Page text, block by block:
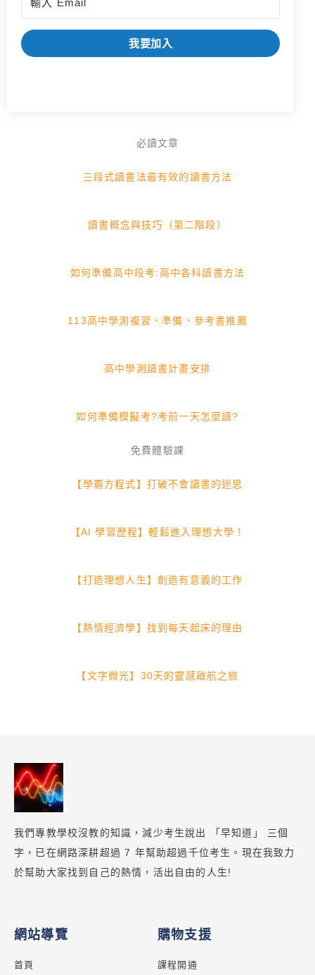
我要加入
必讀文章
三段式讀書法最有效的讀書方法
讀書概念與技巧（第二階段）
如何準備高中段考:高中各科讀書方法
113高中學測複習、準備、參考書推薦
高中學測讀書計畫安排
如何準備模擬考?考前一天怎麼讀?
免費體驗課
【學霸方程式】打破不會讀書的迷思
【AI 學習歷程】輕鬆進入理想大學！
【打造理想人生】創造有意義的工作
【熱情經濟學】找到每天起床的理由
【文字微光】30天的靈感啟航之旅
我們專教學校沒教的知識，減少考生說出 「早知道」 三個
字，已在網路深耕超過 7 年幫助超過千位考生。現在我致力
於幫助大家找到自己的熱情，活出自由的人生!
網站導覽
首頁
購物支援
課程開通